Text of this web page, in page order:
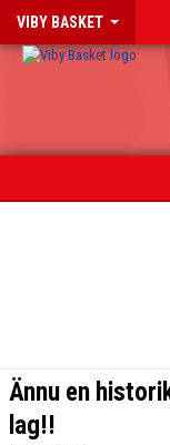
VIBY BASKET
OM KLUBBEN
Ännu en
lag!!